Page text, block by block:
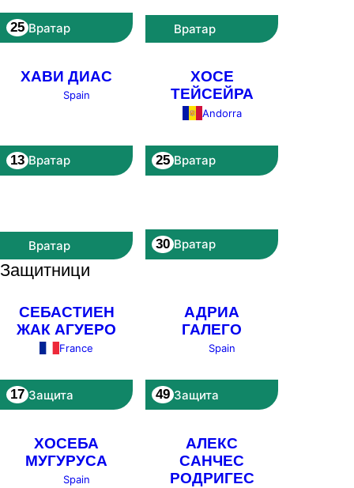
25 Вратар Вратар
ХАВИ ДИАС
Spain
13 Вратар
ХОСЕ
ТЕЙСЕЙРА
Andorra
25 Вратар
Вратар 30 Вратар
Защитници
СЕБАСТИЕН
ЖАК АГУЕРО
France
17 Защита
АДРИА
ГАЛЕГО
Spain
49 Защита
ХОСЕБА
МУГУРУСА
Spain
АЛЕКС
САНЧЕС
РОДРИГЕС